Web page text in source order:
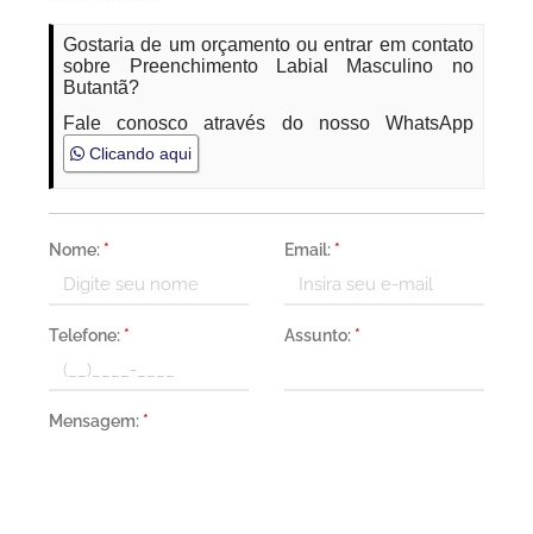
Gostaria de um orçamento ou entrar em contato
sobre Preenchimento Labial Masculino no
Butantã?
Fale conosco através do nosso WhatsApp
Clicando aqui
Nome: * Email: *
Telefone: * Assunto: *
Mensagem: *